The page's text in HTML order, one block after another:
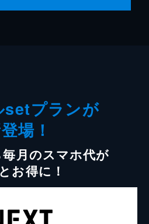
setプランが
場！
月のスマホ代が
お得に！